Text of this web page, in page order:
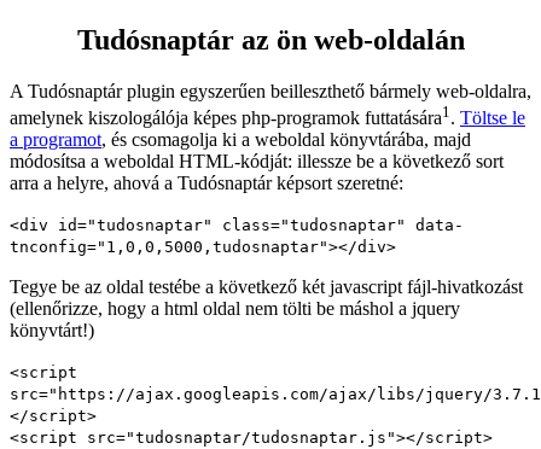
Tudósnaptár az ön web-oldalán
A Tudósnaptár plugin egyszerűen beilleszthető bármely web-oldalra,
amelynek kiszologálója képes php-programok futtatására1 . Töltse le
a programot, és csomagolja ki a weboldal könyvtárába, majd
módosítsa a weboldal HTML-kódját: illessze be a következő sort
arra a helyre, ahová a Tudósnaptár képsort szeretné:
<div id="tudosnaptar" class="tudosnaptar" data-
tnconfig="1,0,0,5000,tudosnaptar"></div>
Tegye be az oldal testébe a következő két javascript fájl-hivatkozást
(ellenőrizze, hogy a html oldal nem tölti be máshol a jquery
könyvtárt!)
<script
src="https://ajax.googleapis.com/ajax/libs/jquery/
</script>
<script src="tudosnaptar/tudosnaptar.js"></script>